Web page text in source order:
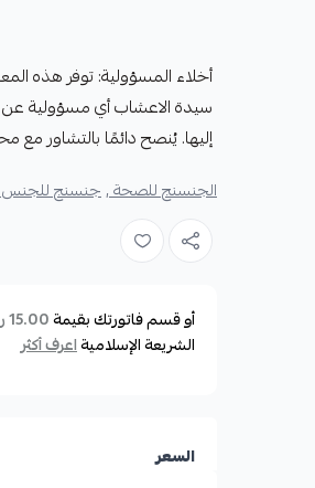
أخلاء المسؤولية: توفر هذه
سيدة الاعشاب أي مسؤولية عن
إليها. يُنصح دائمًا بالتشاور
الجنسنج للصحة ,جنسنج
أو قسم فاتورتك بقيمة15.00 ر.س
الشريعة الإسلاميةاعرف أكثر
السعر